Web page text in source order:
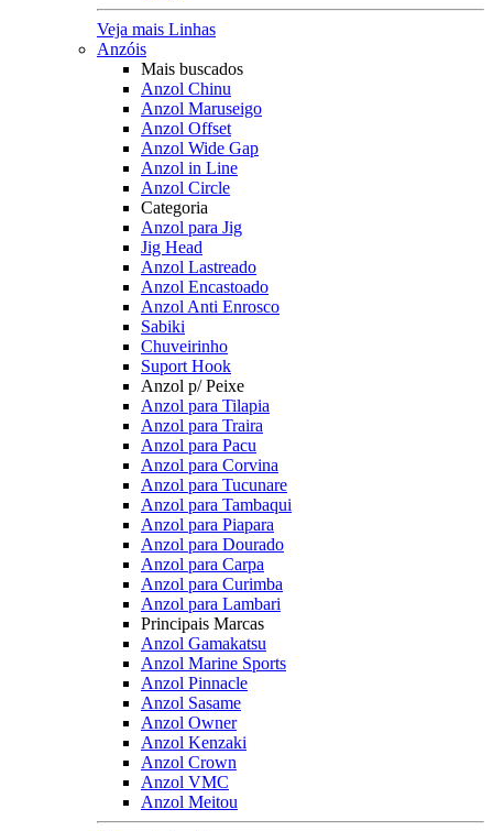
Veja mais Linhas
Anzóis
Mais buscados
Anzol Chinu
Anzol Maruseigo
Anzol Offset
Anzol Wide Gap
Anzol in Line
Anzol Circle
Categoria
Anzol para Jig
Jig Head
Anzol Lastreado
Anzol Encastoado
Anzol Anti Enrosco
Sabiki
Chuveirinho
Suport Hook
Anzol p/ Peixe
Anzol para Tilapia
Anzol para Traira
Anzol para Pacu
Anzol para Corvina
Anzol para Tucunare
Anzol para Tambaqui
Anzol para Piapara
Anzol para Dourado
Anzol para Carpa
Anzol para Curimba
Anzol para Lambari
Principais Marcas
Anzol Gamakatsu
Anzol Marine Sports
Anzol Pinnacle
Anzol Sasame
Anzol Owner
Anzol Kenzaki
Anzol Crown
Anzol VMC
Anzol Meitou